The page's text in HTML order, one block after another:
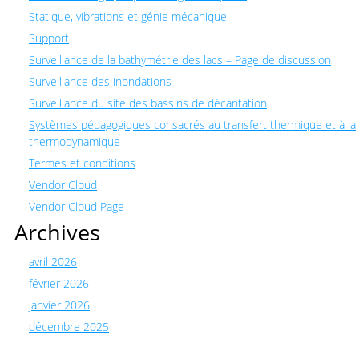
Statique, vibrations et génie mécanique
Support
Surveillance de la bathymétrie des lacs – Page de discussion
Surveillance des inondations
Surveillance du site des bassins de décantation
Systèmes pédagogiques consacrés au transfert thermique et à la
thermodynamique
Termes et conditions
Vendor Cloud
Vendor Cloud Page
Archives
avril 2026
février 2026
janvier 2026
décembre 2025